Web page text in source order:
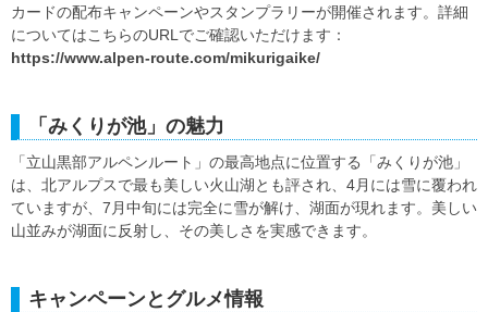
カードの配布キャンペーンやスタンプラリーが開催されます。詳細
についてはこちらのURLでご確認いただけます：
https://www.alpen-route.com/mikurigaike/
「みくりが池」の魅力
「立山黒部アルペンルート」の最高地点に位置する「みくりが池」
は、北アルプスで最も美しい火山湖とも評され、4月には雪に覆われ
ていますが、7月中旬には完全に雪が解け、湖面が現れます。美しい
山並みが湖面に反射し、その美しさを実感できます。
キャンペーンとグルメ情報